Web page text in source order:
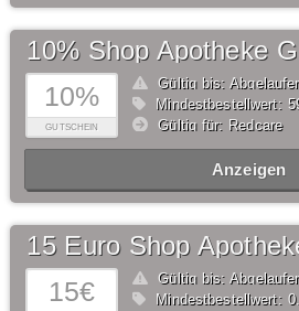
10%
GUTSCHEIN
10% Shop Apotheke
Gültig bis:
Mindestbestellwert:
Gültig für: Redcare
Anzeigen
15€
15 Euro Shop
Gültig bis:
Mindestbestellwert: